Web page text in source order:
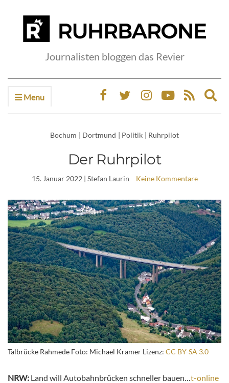
Journalisten bloggen das Revier
Menu
Bochum | Dortmund | Politik | Ruhrpilot
Der Ruhrpilot
15. Januar 2022| Stefan Laurin Keine Kommentare
Talbrücke Rahmede Foto: Michael Kramer Lizenz: CC BY-SA 3.0
NRW: Land will Autobahnbrücken schneller bauen… t-online